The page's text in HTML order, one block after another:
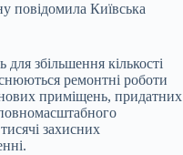
повідомила Київська
збільшення кількості
ремонтні роботи
приміщень, придатних
захисних